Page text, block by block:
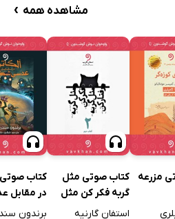
مشاهده همه ›
مزرعه
کتاب صوتی مثل
گربه فکر کن مثل
گربه رفتار کن - جلد
استفان گارنیه
کتاب صوتی
در مقابل
شکسته
برندون